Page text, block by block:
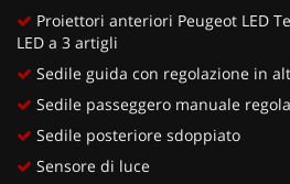
Proiettori anteriori Peugeot LED
LED a 3 artigli
Sedile guida con regolazione in
Sedile passeggero manuale
Sedile posteriore sdoppiato
Sensore di luce